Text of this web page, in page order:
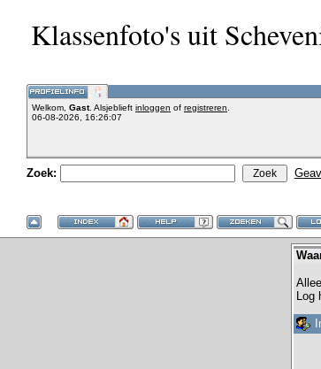
Klassenfoto's uit
Welkom, Gast. Alsjeblieft inloggen of registreren
06-08-2026, 16:26:07
Zoek:
Log